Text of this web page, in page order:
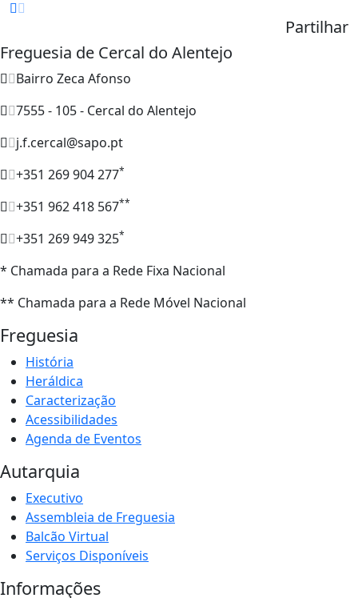
Partilhar
Freguesia de Cercal do Alentejo
Bairro Zeca Afonso
7555 - 105 - Cercal do Alentejo
j.f.cercal@sapo.pt
+351 269 904 277*
+351 962 418 567**
+351 269 949 325*
* Chamada para a Rede Fixa Nacional
** Chamada para a Rede Móvel Nacional
Freguesia
História
Heráldica
Caracterização
Acessibilidades
Agenda de Eventos
Autarquia
Executivo
Assembleia de Freguesia
Balcão Virtual
Serviços Disponíveis
Informações